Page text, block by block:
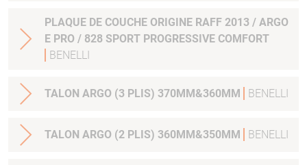
PLAQUE DE COUCHE ORIGINE RAFF 2013 / ARGO
E PRO / 828 SPORT PROGRESSIVE COMFORT
BENELLI
TALON ARGO (3 PLIS) 370MM&360MM BENELLI
TALON ARGO (2 PLIS) 360MM&350MM BENELLI